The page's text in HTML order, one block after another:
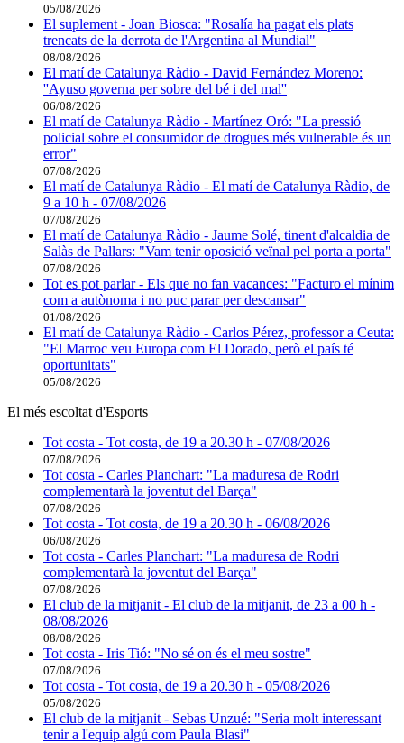
05/08/2026
El suplement - Joan Biosca: "Rosalía ha pagat els plats
trencats de la derrota de l'Argentina al Mundial"
08/08/2026
El matí de Catalunya Ràdio - David Fernández Moreno:
''Ayuso governa per sobre del bé i del mal''
06/08/2026
El matí de Catalunya Ràdio - Martínez Oró: "La pressió
policial sobre el consumidor de drogues més vulnerable és un
error"
07/08/2026
El matí de Catalunya Ràdio - El matí de Catalunya Ràdio, de
9 a 10 h - 07/08/2026
07/08/2026
El matí de Catalunya Ràdio - Jaume Solé, tinent d'alcaldia de
Salàs de Pallars: "Vam tenir oposició veïnal pel porta a porta"
07/08/2026
Tot es pot parlar - Els que no fan vacances: "Facturo el mínim
com a autònoma i no puc parar per descansar"
01/08/2026
El matí de Catalunya Ràdio - Carlos Pérez, professor a Ceuta:
"El Marroc veu Europa com El Dorado, però el país té
oportunitats"
05/08/2026
El més escoltat d'Esports
Tot costa - Tot costa, de 19 a 20.30 h - 07/08/2026
07/08/2026
Tot costa - Carles Planchart: "La maduresa de Rodri
complementarà la joventut del Barça"
07/08/2026
Tot costa - Tot costa, de 19 a 20.30 h - 06/08/2026
06/08/2026
Tot costa - Carles Planchart: "La maduresa de Rodri
complementarà la joventut del Barça"
07/08/2026
El club de la mitjanit - El club de la mitjanit, de 23 a 00 h -
08/08/2026
08/08/2026
Tot costa - Iris Tió: "No sé on és el meu sostre"
07/08/2026
Tot costa - Tot costa, de 19 a 20.30 h - 05/08/2026
05/08/2026
El club de la mitjanit - Sebas Unzué: "Seria molt interessant
tenir a l'equip algú com Paula Blasi"